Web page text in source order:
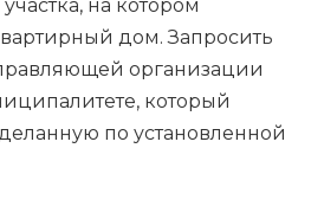
на котором
дом. Запросить
организации
который
по установленной